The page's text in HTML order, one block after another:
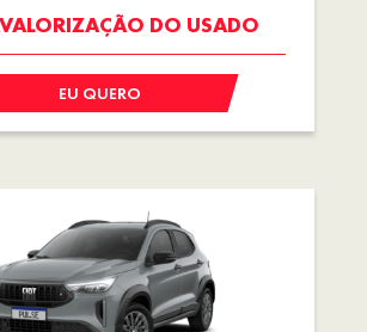
OPORTUNIDADE
EU QUERO